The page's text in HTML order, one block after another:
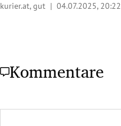
kurier.at, gut |04.07.2025, 20:22
Kommentare